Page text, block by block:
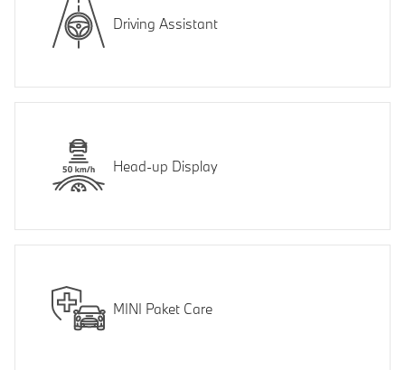
Driving Assistant
Head-up Display
MINI Paket Care